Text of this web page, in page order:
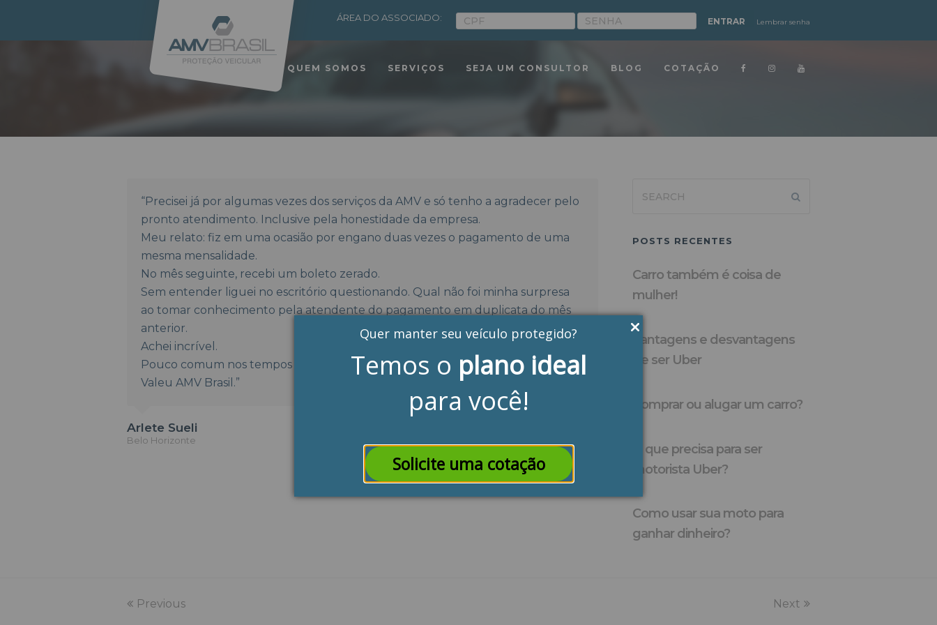
Quer manter seu veículo protegido?
Temos o plano ideal
para você!
Solicite uma cotação
ÁREA DO ASSOCIADO: Lembrar senha
QUEM SOMOS SERVIÇOS SEJA UM CONSULTOR BLOG COTAÇÃO
“Precisei já por algumas vezes dos serviços da AMV e só tenho a agradecer pelo
pronto atendimento. Inclusive pela honestidade da empresa.
Meu relato: fiz em uma ocasião por engano duas vezes o pagamento de uma
mesma mensalidade.
No mês seguinte, recebi um boleto zerado.
Sem entender liguei no escritório questionando. Qual não foi minha surpresa
ao tomar conhecimento pela atendente do pagamento em duplicata do mês
anterior.
Achei incrível.
Pouco comum nos tempos de hoje.
Valeu AMV Brasil.”
Arlete Sueli
Belo Horizonte
POSTS RECENTES
Carro também é coisa de
mulher!
Vantagens e desvantagens
de ser Uber
Comprar ou alugar um carro?
O que precisa para ser
motorista Uber?
Como usar sua moto para
ganhar dinheiro?
Previous Next